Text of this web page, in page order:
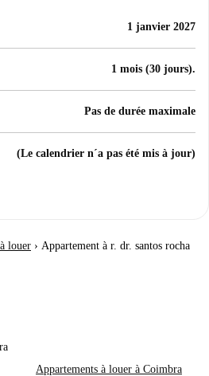
1 janvier 2027
1 mois (30 jours).
Pas de durée maximale
(Le calendrier n´a pas été mis à jour)
louer › Appartement à r. dr. santos rocha
Appartements à louer à Coimbra